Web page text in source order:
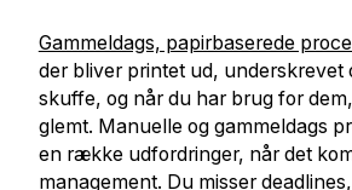
Gammeldags, papirbaserede
der bliver printet ud, underskrevet
skuffe, og når du har brug for
glemt. Manuelle og gammeldags
en række udfordringer, når det
management. Du misser